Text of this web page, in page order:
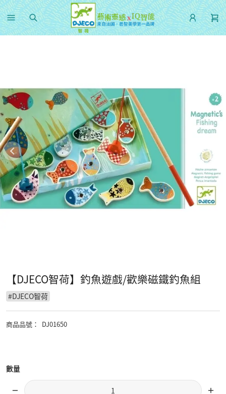
【DJECO智荷】釣魚遊戲/歡樂磁鐵釣魚組
#DJECO智荷
商品品號 ： DJ01650
數量